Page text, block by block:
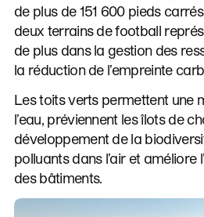
de plus de 151 600 pieds
deux terrains de football
de plus dans la gestion des
la réduction de l’empreinte
Les toits verts permettent une
l’eau, préviennent les îlots de
développement de la
polluants dans l’air et améliore
des bâtiments.